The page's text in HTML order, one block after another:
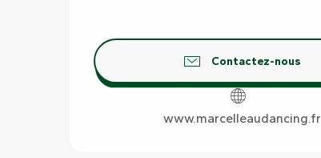
Contactez-nous
www.marcelleaudancing.fr